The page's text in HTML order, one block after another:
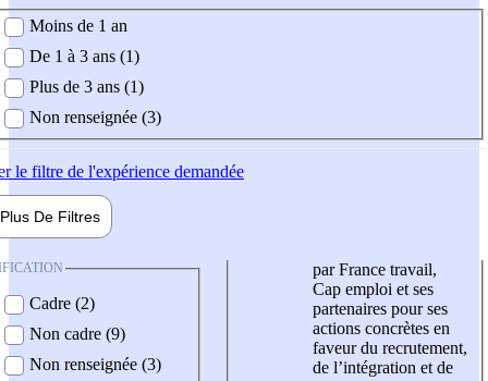
demandée
Moins de 1 an
De 1 à 3 ans (1)
Plus de 3 ans (1)
Non renseignée (3)
le filtre de l'expérience demandée
Plus De Filtres
Cadre (2)
Non cadre (9)
Non renseignée (3)
par France travail,
Cap emploi et ses
partenaires pour ses
actions concrètes en
faveur du recrutement,
de l’intégration et de